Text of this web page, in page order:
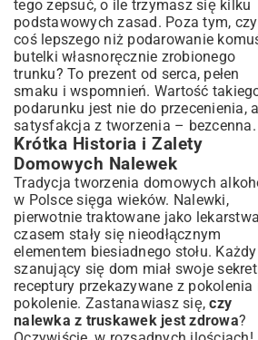
Najczęściej Popełniane Błędy i Jak Ich
Uniknąć
Wskazówki Dotyczące Klarowania
Wariacje Smakowe: Co Dodać do
Jak Serwować i Przechowywać
Nalewkę?
Propozycje Podania
Długoterminowe Przechowywanie
Podsumowanie: Delektuj Się
Lata Przez Cały Rok
tego zepsuć, o ile trzymasz się kilku
podstawowych zasad. Poza tym,
coś lepszego niż podarowanie
butelki własnoręcznie zrobionego
trunku? To prezent od serca, pełen
smaku i wspomnień. Wartość
podarunku jest nie do przecenienia, a
satysfakcja z tworzenia – bezcenna.
Krótka Historia i Zalety
Domowych Nalewek
Tradycja tworzenia domowych
w Polsce sięga wieków. Nalewki,
pierwotnie traktowane jako
czasem stały się nieodłącznym
elementem biesiadnego stołu. Każdy
szanujący się dom miał swoje
receptury przekazywane z pokolenia
pokolenie. Zastanawiasz się,czy
nalewka z truskawek jest zdrowa?